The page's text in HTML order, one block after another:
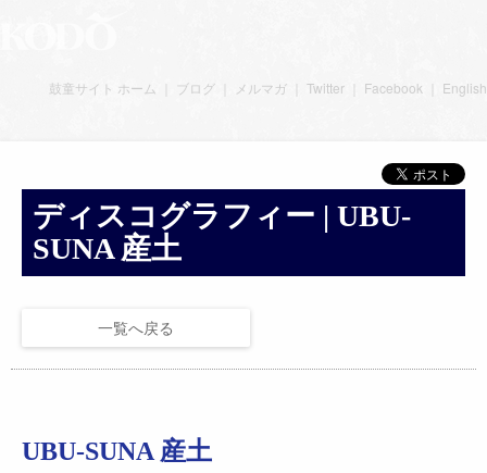
鼓童サイト ホーム ブログ メルマガ Twitter Facebook English
ディスコグラフィー | UBU-
SUNA 産土
一覧へ戻る
UBU-SUNA 産土